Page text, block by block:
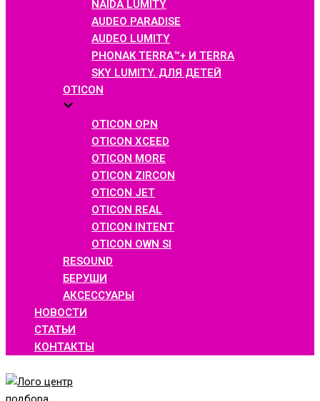
NAÍDA LUMITY
AUDEO PARADISE
AUDEO LUMITY
PHONAK TERRA™+ И TERRA
SKY LUMITY. ДЛЯ ДЕТЕЙ
OTICON
OTICON OPN
OTICON XCEED
OTICON MORE
OTICON ZIRCON
OTICON JET
OTICON REAL
OTICON INTENT
OTICON OWN SI
RESOUND
БЕРУШИ
АКСЕССУАРЫ
НОВОСТИ
СТАТЬИ
КОНТАКТЫ